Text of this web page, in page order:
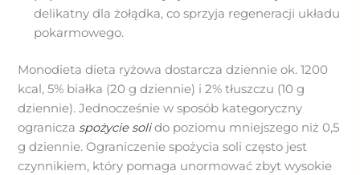
delikatny dla żołądka, co sprzyja regeneracji układu
pokarmowego.
Monodieta dieta ryżowa dostarcza dziennie ok. 1200
kcal, 5% białka (20 g dziennie) i 2% tłuszczu (10 g
dziennie). Jednocześnie w sposób kategoryczny
ogranicza spożycie solido poziomu mniejszego niż 0,5
g dziennie. Ograniczenie spożycia soli często jest
czynnikiem, który pomaga unormować zbyt wysokie